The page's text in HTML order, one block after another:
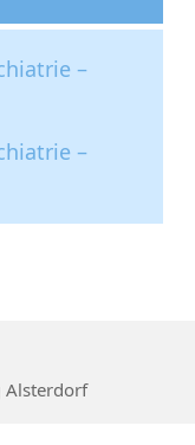
–
–
Alsterdorf